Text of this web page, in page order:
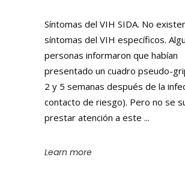
Síntomas del VIH SIDA. No
síntomas del VIH específicos.
personas informaron que habían
presentado un cuadro pseudo-
2 y 5 semanas después de la
contacto de riesgo). Pero no se
prestar atención a este
Learn more